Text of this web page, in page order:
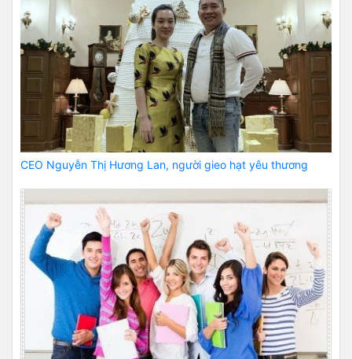
CEO Nguyễn Thị Hương Lan, người gieo hạt yêu thương